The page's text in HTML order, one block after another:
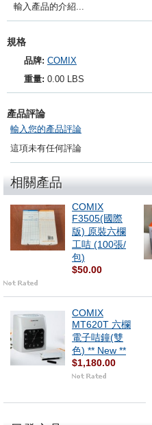
輸入產品的介紹...
規格
品牌: COMIX
重量: 0.00 LBS
產品評論
輸入您的產品評論
這項未有任何評論
相關產品
COMIX
F3505(國際
版) 原裝六欄
工咭 (100張/
包)
$50.00
COMIX
MT620T 六欄
電子咭鐘(雙
色) ** New **
$1,180.00